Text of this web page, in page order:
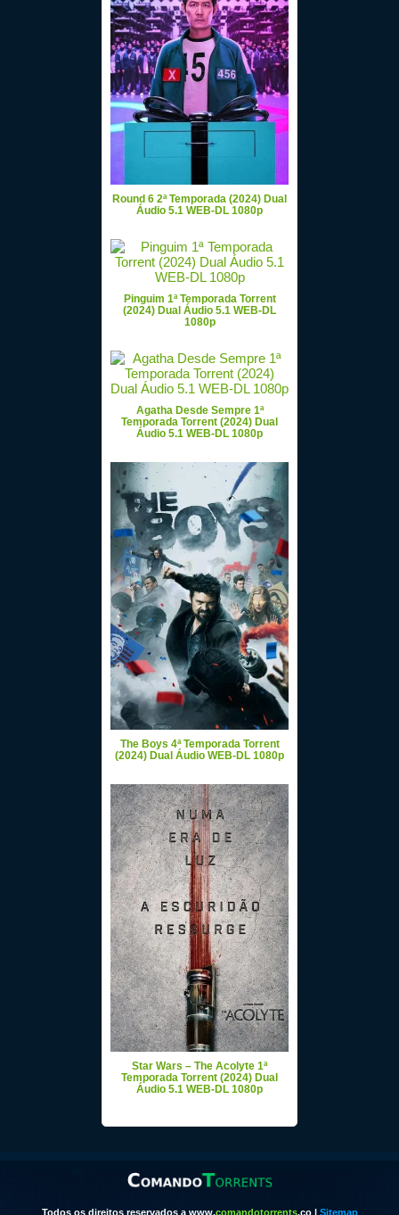
Round 6 2ª Temporada (2024) Dual
Áudio 5.1 WEB-DL 1080p
Pinguim 1ª Temporada Torrent
(2024) Dual Áudio 5.1 WEB-DL
1080p
Agatha Desde Sempre 1ª
Temporada Torrent (2024) Dual
Áudio 5.1 WEB-DL 1080p
The Boys 4ª Temporada Torrent
(2024) Dual Áudio WEB-DL 1080p
Star Wars – The Acolyte 1ª
Temporada Torrent (2024) Dual
Áudio 5.1 WEB-DL 1080p
Todos os direitos reservados a www.comandotorrents.co | Sitemap